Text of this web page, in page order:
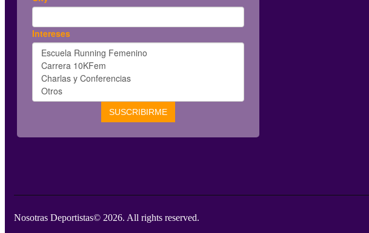
Nosotras Deportistas© 2026. All rights reserved.